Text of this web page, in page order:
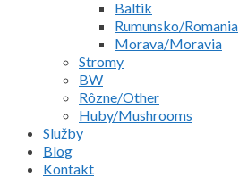
Baltik
Rumunsko/Romania
Morava/Moravia
Stromy
BW
Rôzne/Other
Huby/Mushrooms
Služby
Blog
Kontakt